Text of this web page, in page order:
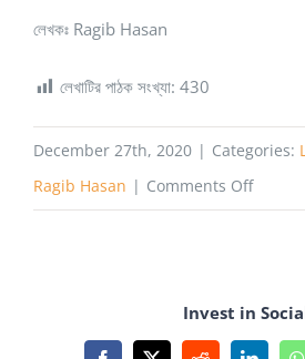
লেখকঃ Ragib Hasan
লেখাটির পাঠক সংখ্যা: 430
December 27th, 2020 | Categories:
Ragib Hasan | Comments Offon
মহামারী,
Invest in